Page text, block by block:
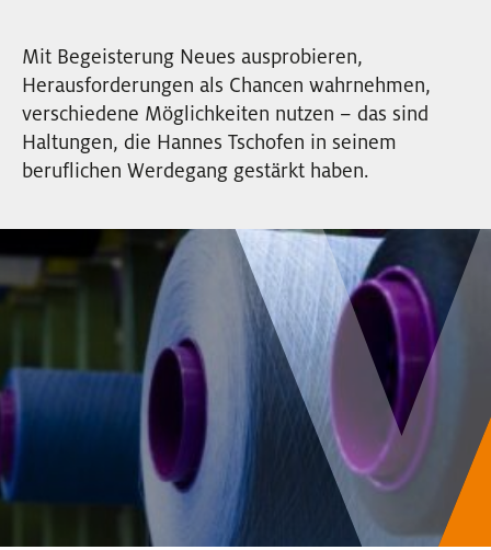
VISION
EVENTS
NEWSLETTER
Mit Begeisterung Neues ausprobieren,
Herausforderungen als Chancen wahrnehmen,
verschiedene Möglichkeiten nutzen – das sind
Haltungen, die Hannes Tschofen in seinem
beruflichen Werdegang gestärkt haben.